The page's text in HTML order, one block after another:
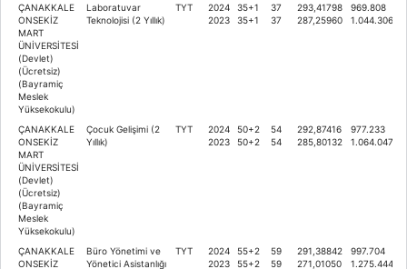
ÇANAKKALE
ONSEKİZ
MART
ÜNİVERSİTESİ
(Devlet)
(Ücretsiz)
(Bayramiç
Meslek
Yüksekokulu)
Laboratuvar
Teknolojisi (2 Yıllık)
TYT
2024
2023
35+1
35+1
37
37
293,41798
287,25960
969.808
1.044.306
ÇANAKKALE
ONSEKİZ
MART
ÜNİVERSİTESİ
(Devlet)
(Ücretsiz)
(Bayramiç
Meslek
Yüksekokulu)
Çocuk Gelişimi (2
Yıllık)
TYT
2024
2023
50+2
50+2
54
54
292,87416
285,80132
977.233
1.064.047
ÇANAKKALE
ONSEKİZ
Büro Yönetimi ve
Yönetici Asistanlığı
TYT
2024
2023
55+2
55+2
59
59
291,38842
271,01050
997.704
1.275.444